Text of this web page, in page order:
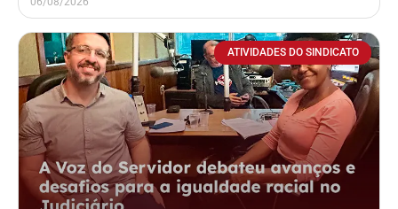
ATIVIDADES DO SINDICATO